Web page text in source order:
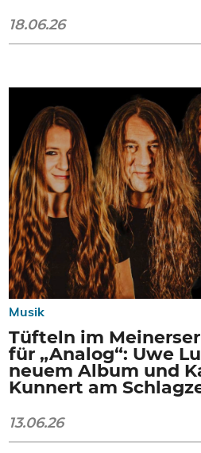
18.06.26
Musik
Tüfteln im
für „Analog“: Uwe
neuem Album und
Kunnert am
13.06.26